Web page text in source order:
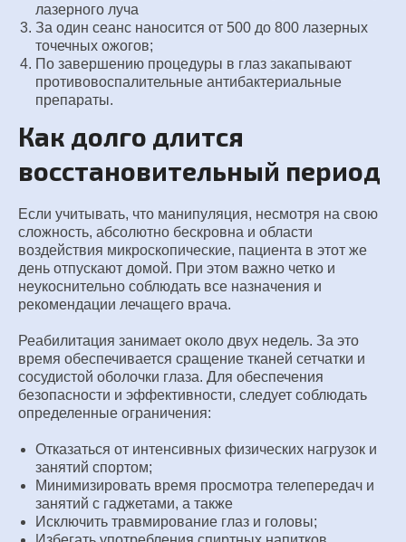
лазерного луча
За один сеанс наносится от 500 до 800 лазерных
точечных ожогов;
По завершению процедуры в глаз закапывают
противовоспалительные антибактериальные
препараты.
Как долго длится
восстановительный период
Если учитывать, что манипуляция, несмотря на свою
сложность, абсолютно бескровна и области
воздействия микроскопические, пациента в этот же
день отпускают домой. При этом важно четко и
неукоснительно соблюдать все назначения и
рекомендации лечащего врача.
Реабилитация занимает около двух недель. За это
время обеспечивается сращение тканей сетчатки и
сосудистой оболочки глаза. Для обеспечения
безопасности и эффективности, следует соблюдать
определенные ограничения:
Отказаться от интенсивных физических нагрузок и
занятий спортом;
Минимизировать время просмотра телепередач и
занятий с гаджетами, а также
Исключить травмирование глаз и головы;